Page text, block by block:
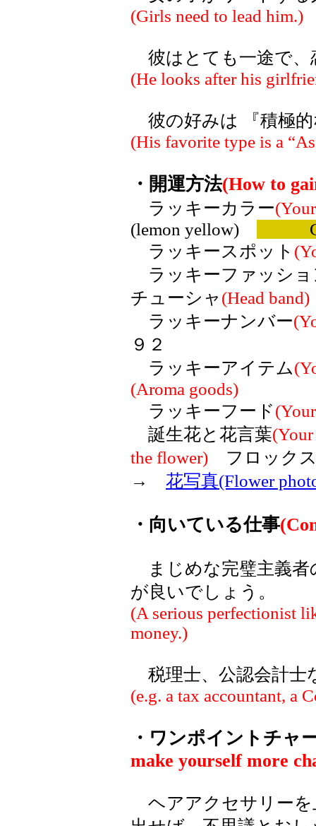
(Girls need to lead him.)
彼はとても一途で、
(He looks after his
彼の好みは 『積極
(His favorite type is a
・開運方法(How to
ラッキーカラー
(lemon yellow)
ラッキースポット
ラッキーファッショ
チューシャ (Head band)
ラッキーナンバー
９２
ラッキーアイテム
(Aroma goods)
ラッキーフード
誕生花と花言葉
the flower) フロック
→ 花写真(Flower
・向いている仕事
まじめな完璧主義者
が良いでしょう。
(A serious perfectionist
money.)
税理士、公認会計士
(e.g. a tax accountant, a
・ワンポイントチャ
make yourself more
ヘアアクセサリーを